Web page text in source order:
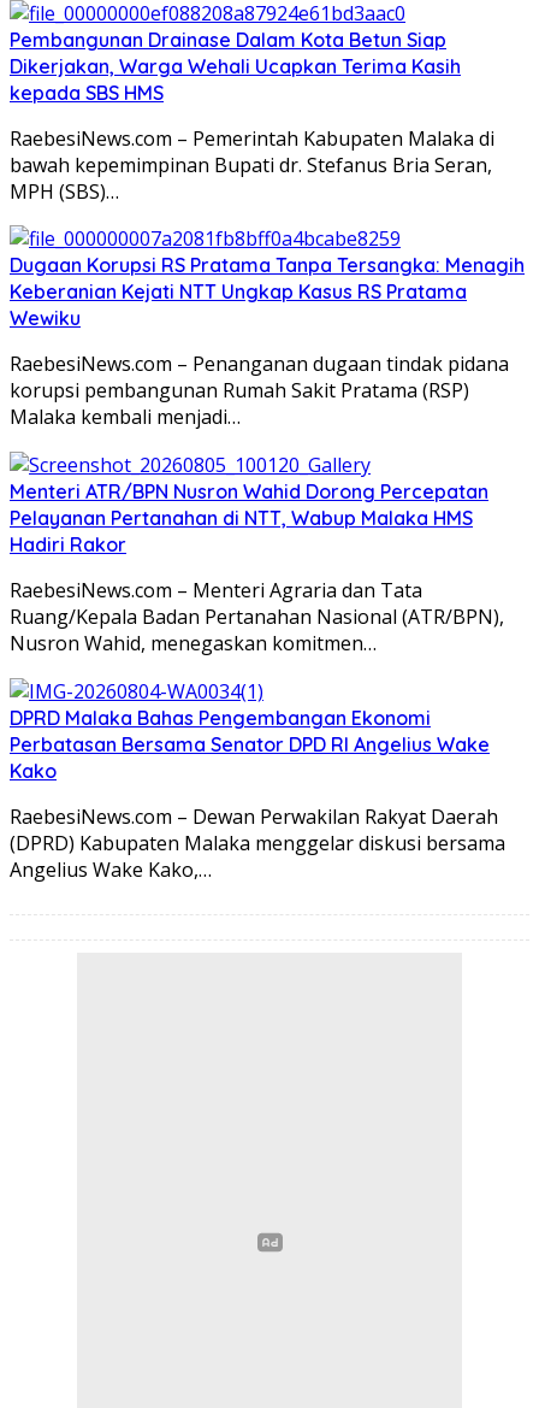
Pembangunan Drainase Dalam Kota Betun Siap
Dikerjakan, Warga Wehali Ucapkan Terima Kasih
kepada SBS HMS
RaebesiNews.com – Pemerintah Kabupaten Malaka di
bawah kepemimpinan Bupati dr. Stefanus Bria Seran,
MPH (SBS)…
Dugaan Korupsi RS Pratama Tanpa Tersangka: Menagih
Keberanian Kejati NTT Ungkap Kasus RS Pratama
Wewiku
RaebesiNews.com – Penanganan dugaan tindak pidana
korupsi pembangunan Rumah Sakit Pratama (RSP)
Malaka kembali menjadi…
Menteri ATR/BPN Nusron Wahid Dorong Percepatan
Pelayanan Pertanahan di NTT, Wabup Malaka HMS
Hadiri Rakor
RaebesiNews.com – Menteri Agraria dan Tata
Ruang/Kepala Badan Pertanahan Nasional (ATR/BPN),
Nusron Wahid, menegaskan komitmen…
DPRD Malaka Bahas Pengembangan Ekonomi
Perbatasan Bersama Senator DPD RI Angelius Wake
Kako
RaebesiNews.com – Dewan Perwakilan Rakyat Daerah
(DPRD) Kabupaten Malaka menggelar diskusi bersama
Angelius Wake Kako,…